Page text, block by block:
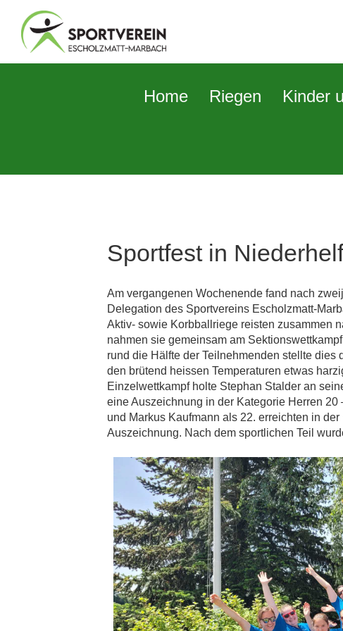
Home Riegen Kinder
Sportfest in
Am vergangenen Wochenende fand nach
Delegation des Sportvereins Escholzmatt-
Aktiv- sowie Korbballriege reisten zusammen
nahmen sie gemeinsam am
rund die Hälfte der Teilnehmenden stellte dies
den brütend heissen Temperaturen etwas
Einzelwettkampf holte Stephan Stalder an
eine Auszeichnung in der Kategorie Herren
und Markus Kaufmann als 22. erreichten in
Auszeichnung. Nach dem sportlichen Teil